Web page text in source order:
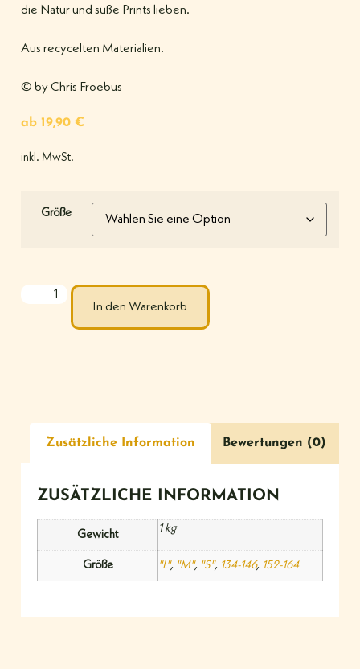
die Natur und süße Prints lieben.
Aus recycelten Materialien.
© by Chris Froebus
ab 19,90 €
inkl. MwSt.
Größe
In den Warenkorb
Zusätzliche Information Bewertungen (0)
ZUSÄTZLICHE INFORMATION
Gewicht
1 kg
Größe "L", "M", "S", 134-146, 152-164